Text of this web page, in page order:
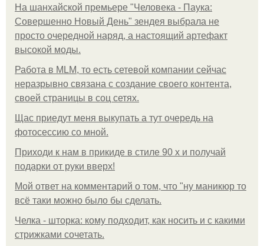
На шанхайской премьере "Человека - Паука:
Совершенно Новый День" зендея выбрала не
просто очередной наряд, а настоящий артефакт
высокой моды.
Работа в MLM, то есть сетевой компании сейчас
неразрывно связана с создание своего контента,
своей страницы в соц сетях.
Щас приедут меня выкупать а тут очередь на
фотосессию со мной.
Приходи к нам в прикиде в стиле 90 х и получай
подарки от руки вверх!
Мой ответ на комментарий о том, что "ну маникюр то
всё таки можно было бы сделать.
Челка - шторка: кому подходит, как носить и с какими
стрижками сочетать.